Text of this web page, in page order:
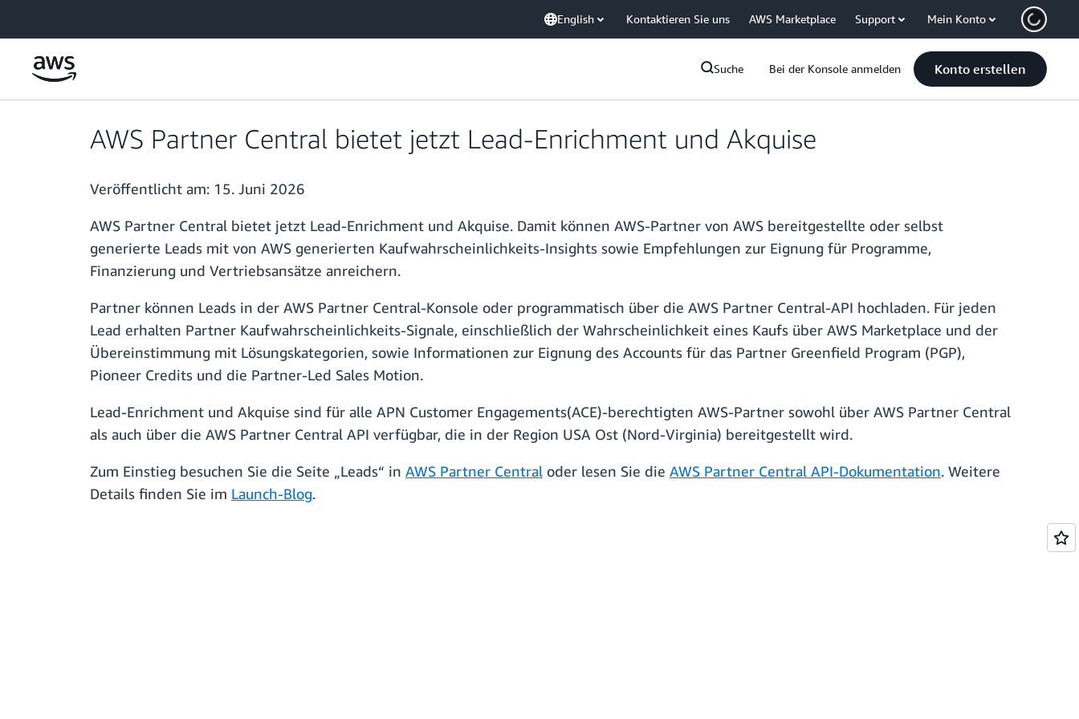
English Kontaktieren Sie uns AWS Marketplace Support Mein Konto
Suche Bei der Konsole anmelden Konto erstellen
AWS Partner Central bietet jetzt Lead-Enrichment und Akquise
Veröffentlicht am: 15. Juni 2026
AWS Partner Central bietet jetzt Lead-Enrichment und Akquise. Damit können AWS-Partner von AWS bereitgestellte oder selbst
generierte Leads mit von AWS generierten Kaufwahrscheinlichkeits-Insights sowie Empfehlungen zur Eignung für Programme,
Finanzierung und Vertriebsansätze anreichern.
Partner können Leads in der AWS Partner Central-Konsole oder programmatisch über die AWS Partner Central-API hochladen. Für jeden
Lead erhalten Partner Kaufwahrscheinlichkeits-Signale, einschließlich der Wahrscheinlichkeit eines Kaufs über AWS Marketplace und der
Übereinstimmung mit Lösungskategorien, sowie Informationen zur Eignung des Accounts für das Partner Greenfield Program (PGP),
Pioneer Credits und die Partner-Led Sales Motion.
Lead-Enrichment und Akquise sind für alle APN Customer Engagements(ACE)-berechtigten AWS-Partner sowohl über AWS Partner Central
als auch über die AWS Partner Central API verfügbar, die in der Region USA Ost (Nord-Virginia) bereitgestellt wird.
Zum Einstieg besuchen Sie die Seite „Leads“ in AWS Partner Central oder lesen Sie die AWS Partner Central API-Dokumentation. Weitere
Details finden Sie im Launch-Blog.